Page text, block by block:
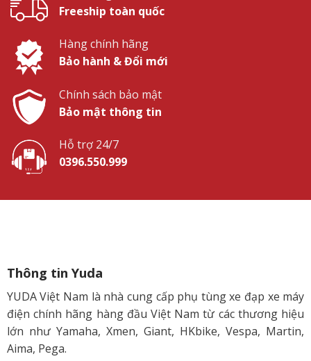
Freeship toàn quốc
Hàng chính hãng
Bảo hành & Đổi mới
Chính sách bảo mật
Bảo mật thông tin
Hỗ trợ 24/7
0396.550.999
Thông tin Yuda
YUDA Việt Nam là nhà cung cấp phụ tùng xe đạp xe máy
điện chính hãng hàng đầu Việt Nam từ các thương hiệu
lớn như Yamaha, Xmen, Giant, HKbike, Vespa, Martin,
Aima, Pega.